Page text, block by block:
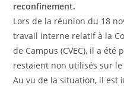
reconfinement.
Lors de la réunion du 18
travail interne relatif à la
de Campus (CVEC), il a été
restaient non utilisés sur le
Au vu de la situation, il est